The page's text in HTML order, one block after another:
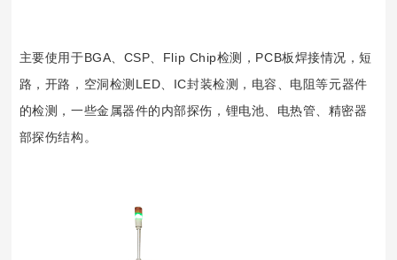
主要使用于BGA、CSP、Flip Chip检测，PCB板焊接情况，短
路，开路，空洞检测LED、IC封装检测，电容、电阻等元器件
的检测，一些金属器件的内部探伤，锂电池、电热管、精密器
部探伤结构。